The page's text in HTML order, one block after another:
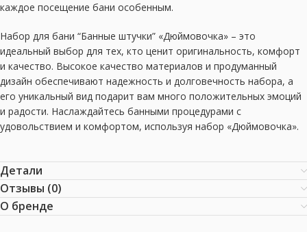
каждое посещение бани особенным.
Набор для бани “Банные штучки” «Дюймовочка» – это
идеальный выбор для тех, кто ценит оригинальность, комфорт
и качество. Высокое качество материалов и продуманный
дизайн обеспечивают надежность и долговечность набора, а
его уникальный вид подарит вам много положительных эмоций
и радости. Наслаждайтесь банными процедурами с
удовольствием и комфортом, используя набор «Дюймовочка».
Детали
Отзывы (0)
О бренде